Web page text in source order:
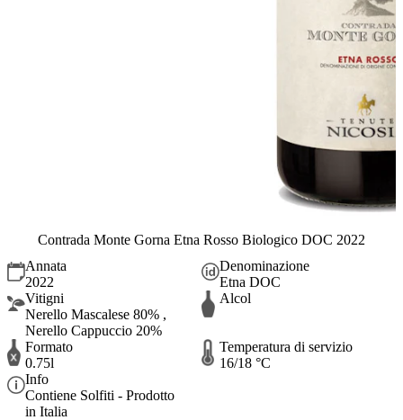
Contrada Monte Gorna Etna Rosso Biologico DOC 2022
Annata
2022
Denominazione
Etna DOC
Vitigni
Nerello Mascalese 80% ,
Nerello Cappuccio 20%
Alcol
Formato
0.75l
Temperatura di servizio
16/18 °C
Info
Contiene Solfiti - Prodotto
in Italia